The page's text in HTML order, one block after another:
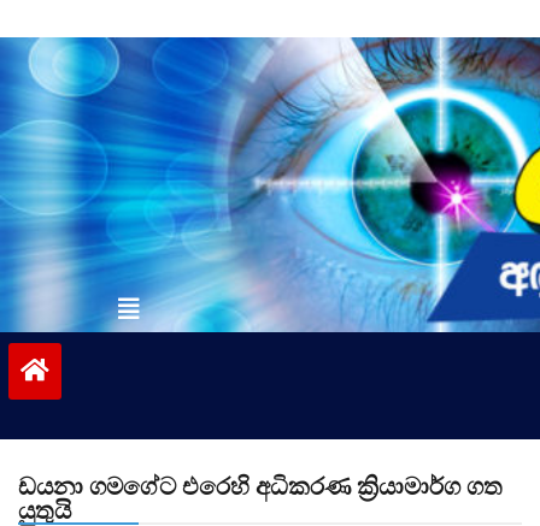
to
contentvinivida.lk
ඩයනා ගමගේට එරෙහි අධිකරණ ක්‍රියාමාර්ග ගත
යුතුයි